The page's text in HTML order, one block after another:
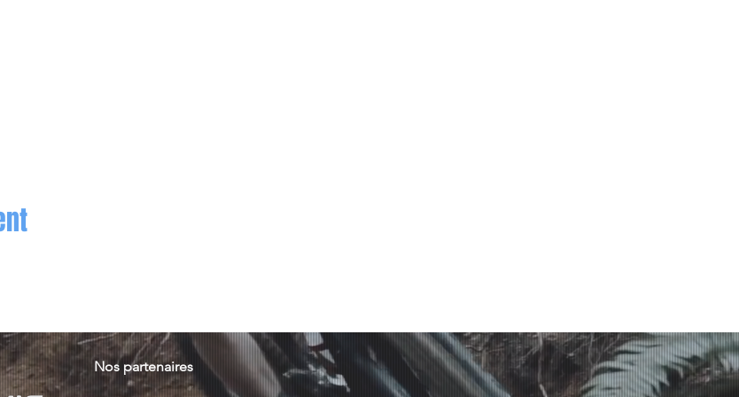
Nos partenaires